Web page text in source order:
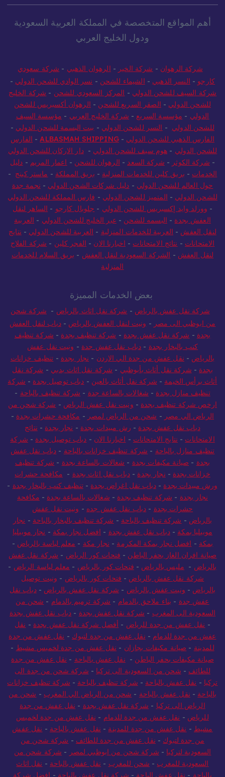
أهم المواقع المتخصصة في المملكة العربية السعودية
ودول الخليج العربي
شركة الرهوان - شركة الخير - الرهوان الذهبي - شركة سعودي
كارجو - النسر الذهبي - الشيماء للشحن - نسر الوادي للشحن الدولي -
شركة السيف للشحن الدولي - المركز السعودي للشحن - شركة الخليج
للشحن الدولي - الصقر السريع للشحن - الرهوان أكسبريس للشحن
الدولي - مؤسسة السريع - شركة الخليج العربي - مؤسسة السيف
للشحن الدولي - النسر للشحن الدولي - بيت البسمة للشحن الدولي -
الفارس الذهبي للشحن الدولي -
ALBASMAH SHIPPING
- الفارس
للشحن الدولي - هوم سيف للشحن الدولي -دار الاركان للشحن الدولي
- شركة الكوثر - شركة السعد - الرهوان للشحن - اعمار المريم - دليل
الخدمات - بريق كلين للخدمات المنزلية - بريق المملكة - ماستر كينج -
حول العالم للشحن الدولي - دليل شركات الشحن الدولي - نجمة جدة
للشحن الدولي - المتميز للشحن الدولي - فارس المملكة للشحن الدولي
- وورلد وايد إكسبريس للشحن الدولي - جلوبال كارجو - الساهر لنقل
العفش بجدة - البسمه للشحن - عبر الخليج للشحن الدولي - العربية
لنقل العفش - العربية للخدمات المنزلية - العربية للشحن الدولي - نتايج
الامتحانات - نتائج الامتحانات - اخبارنا الان - الفجر كلين - شركة الفلاح
لنقل العفش - الشركة السعودية لنقل العفش - بريق السلام للخدمات
المنزلية
بعض الخدمات المميزة
شركة نقل عفش بالرياض - شركة نقل اثاث بالرياض - شركة شحن
من ابوظبي الى مصر - ونيت لنقل العفش بالرياض -دباب لنقل العفش
بجدة - شركة نقل عفش بجدة - شركة تنظيف بجدة - شركة تنظيف
كنب بالبخار بجدة - دباب نقل عفش جدة - ونيت نقل عفش
بالرياض - نقل عفش من جدة الي الاردن - نجار بجدة - تنظيف خزانات
بجدة - شركة نقل أثاث بأبوظبي - شركة نقل اثاث بدبي - شركة نقل
أثاث برأس الخيمة - شركة نقل أثاث بالعين - دباب توصيل بجدة - شركة
تنظيف منازل بجدة - شغالات بالساعة جدة - شركة تنظيف بالباحة -
ارخص شركة تنظيف بجدة - ونيت نقل عفش الرياض - شركة شحن من
الرياض الي مصر - شحن من الرياض لمصر - مكافحة حشرات بجدة -
دباب نقل عفش بجدة - رش مبيدات بجدة - نجار بجدة - نتائج
الامتحانات - نتايج الامتحانات - اخبارنا الان - دباب توصيل بجدة - شركة
تنظيف منازل بالباحة - شركة تنظيف خزانات بالباحة - دباب نقل عفش
بجدة - صيانة مكيفات بجدة - شغالات بالساعة بجدة - شركة تنظيف
خزانات بجدة - نجار بجدة - دباب نقل اثاث بجدة - مكافحة حشرات
ورش مبيدات بجدة -دباب نقل اغراض بجدة -تنظيف كنب بالبخار بجدة -
نجار بجدة - شركة تنظيف بجدة - شغالات بالساعة بجدة - مكافحة
حشرات بجدة - دباب نقل عفش جده - ونيت نقل عفش
بالرياض - شركة تنظيف بالباحة - شركة تنظيف بالبخار بالباحة - نجار
موبيليا بمكة -دباب نقل عفش بجدة - افضل نجار بمكة - نجار موبيليا
بمكة - افضل نجار بمكة المكرمة - نجار مكة - معلم لياسة بالرياض -
صيانة افران الغاز بحفر الباطن - فتحات كور الرياض - شركة نقل عفش
بالرياض - مليس بالرياض - فتحات كور بالرياض - معلم لياسة الرياض -
شركة نقل عفش بالرياض - فتحات كور بالرياض - ونيت توصيل
بالرياض - ونيت عفش بالرياض - شركة نقل عفش بالرياض -دباب نقل
عفش جدة - بناء ملاحق بالدمام - شركة ترميم بالدمام - شحن من
السعودية الى المغرب - شركة نقل عفش بجدة - دباب نقل عفش بجدة
- نقل عفش من جدة للرياض - أفضل شركة نقل عفش بجدة - نقل
عفش من جدة للدمام - نقل عفش من جدة لتبوك - نقل عفش من جدة
للمدينة - صيانة مكيفات بجازان - نقل عفش من جدة لخميس مشيط -
صيانة مكيفات بحفر الباطن - نقل عفش بالباحة - نقل عفش من جدة
للطائف - شحن من السعودية الى تركيا - شركة شحن من جدة الى
تركيا - نقل عفش بالباحة - شركة تنظيف بالباحة - شركة تنظيف خزانات
بالباحة - نقل عفش بالباحة - شحن من الرياض الي المغرب - شحن من
الرياض الى تركيا - شركة نقل عفش بجدة - نقل عفش من جدة
للرياض - نقل عفش من جدة للدمام - نقل عفش من جدة لخميس
مشيط - نقل عفش من جدة للمدينة - نقل عفش بالباحة - نقل عفش
من جدة لتبوك - نقل عفش من جدة للطائف - شركة شحن من
السعودية لتركيا - شركة شحن من ابوظبي لمصر - شركة شحن من
السعودية للمغرب - شحن للمغرب - نقل عفش بالباحة - نقل اثاث